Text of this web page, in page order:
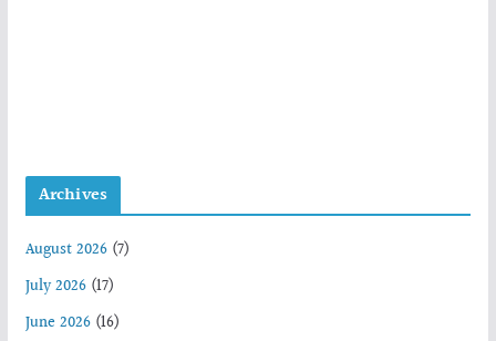
Archives
August 2026(7)
July 2026(17)
June 2026(16)